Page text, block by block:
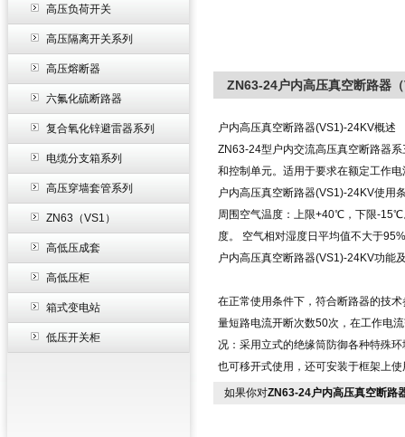
高压负荷开关
高压隔离开关系列
高压熔断器
六氟化硫断路器
复合氧化锌避雷器系列
电缆分支箱系列
高压穿墙套管系列
ZN63（VS1）
高低压成套
高低压柜
箱式变电站
低压开关柜
ZN63-24户内高压真空断路器
户内高压真空断路器(VS1)-24KV概述
ZN63-24型户内交流高压真空断路器
和控制单元。适用于要求在额定工作
户内高压真空断路器(VS1)-24KV使用
周围空气温度：上限+40℃，下限-15℃
度。 空气相对湿度日平均值不大于
户内高压真空断路器(VS1)-24KV功能
在正常使用条件下，符合断路器的技
量短路电流开断次数50次，在工作电
况：采用立式的绝缘筒防御各种特殊
也可移开式使用，还可安装于框架上
如果你对ZN63-24户内高压真空断路